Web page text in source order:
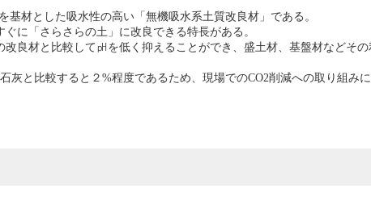
基材とした吸水性の高い「無機吸水系土質改良材」である。
に「さらさらの土」に改良できる特長がある。
良材と比較して㏗を低く抑えることができ、盛土材、基盤材などその
灰と比較すると２%程度であるため、現場でのCO2削減への取り組みに